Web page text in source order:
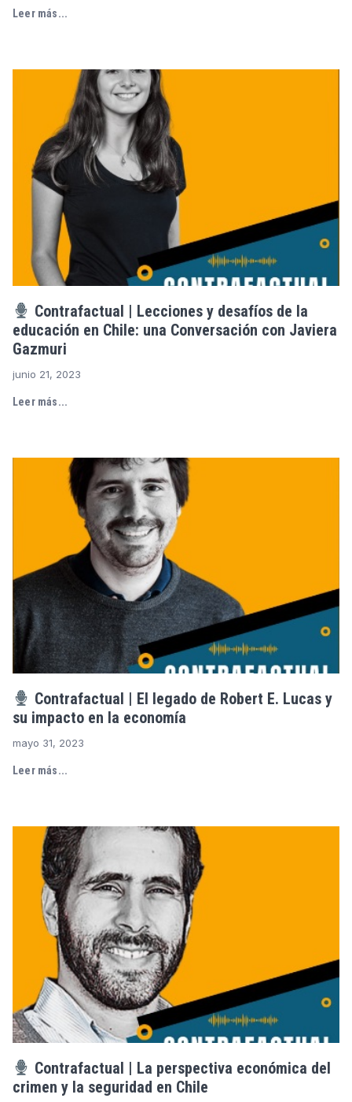
Leer más...
Contrafactual | Lecciones y desafíos de la
educación en Chile: una Conversación con Javiera
Gazmuri
junio 21, 2023
Leer más...
Contrafactual | El legado de Robert E. Lucas y
su impacto en la economía
mayo 31, 2023
Leer más...
Contrafactual | La perspectiva económica del
crimen y la seguridad en Chile